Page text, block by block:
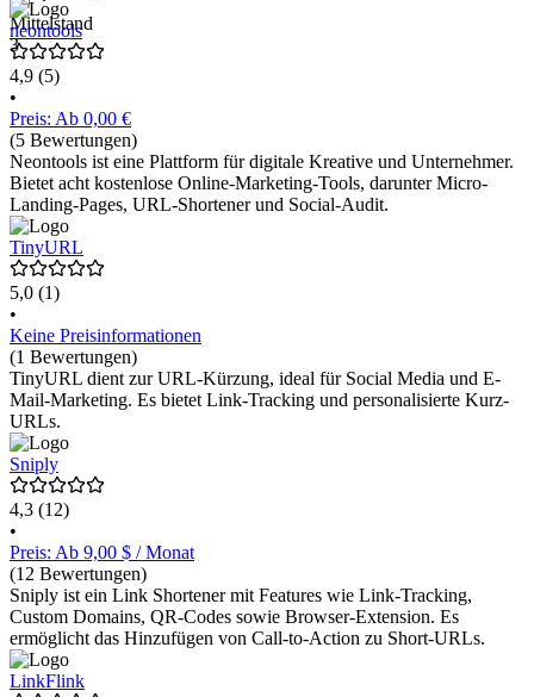
Mittelstand
3
neontools
4,9 (5)
•
Preis: Ab 0,00 €
(5 Bewertungen)
Neontools ist eine Plattform für digitale Kreative und Unternehmer.
Bietet acht kostenlose Online-Marketing-Tools, darunter Micro-
Landing-Pages, URL-Shortener und Social-Audit.
TinyURL
5,0 (1)
•
Keine Preisinformationen
(1 Bewertungen)
TinyURL dient zur URL-Kürzung, ideal für Social Media und E-
Mail-Marketing. Es bietet Link-Tracking und personalisierte Kurz-
URLs.
Sniply
4,3 (12)
•
Preis: Ab 9,00 $ / Monat
(12 Bewertungen)
Sniply ist ein Link Shortener mit Features wie Link-Tracking,
Custom Domains, QR-Codes sowie Browser-Extension. Es
ermöglicht das Hinzufügen von Call-to-Action zu Short-URLs.
LinkFlink